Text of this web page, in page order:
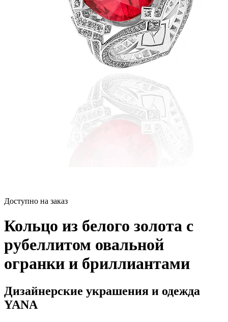
Доступно на заказ
Кольцо из белого золота с
рубеллитом овальной
огранки и бриллиантами
Дизайнерские украшения и одежда
YANA